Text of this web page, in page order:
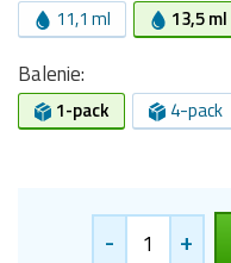
11,1 ml 13,5 ml
Balenie:
1-pack 4-pack
- +